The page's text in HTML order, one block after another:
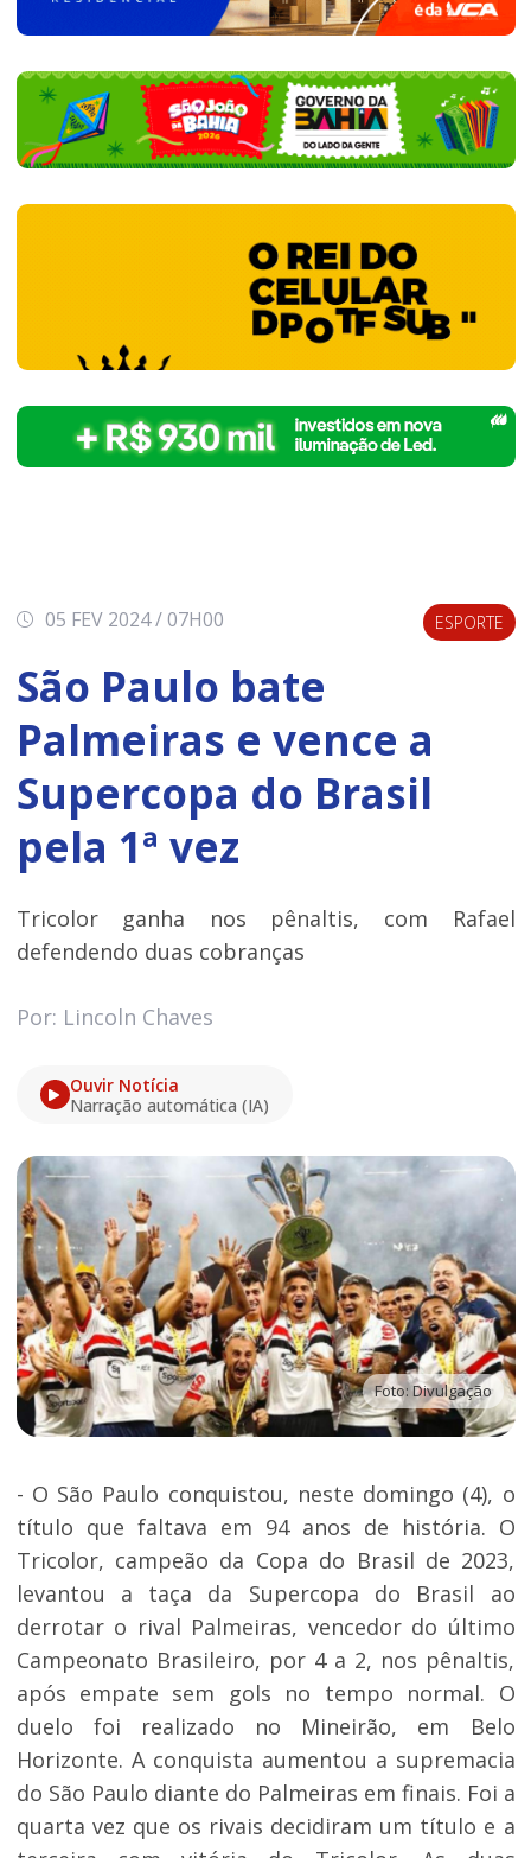
05 FEV 2024 / 07H00 ESPORTE
São Paulo bate
Palmeiras e vence a
Supercopa do Brasil
pela 1ª vez
Tricolor ganha nos pênaltis, com Rafael
defendendo duas cobranças
Por: Lincoln Chaves
Ouvir Notícia
Narração automática (IA)
Foto: Divulgação
- O São Paulo conquistou, neste domingo (4), o
título que faltava em 94 anos de história. O
Tricolor, campeão da Copa do Brasil de 2023,
levantou a taça da Supercopa do Brasil ao
derrotar o rival Palmeiras, vencedor do último
Campeonato Brasileiro, por 4 a 2, nos pênaltis,
após empate sem gols no tempo normal. O
duelo foi realizado no Mineirão, em Belo
Horizonte. A conquista aumentou a supremacia
do São Paulo diante do Palmeiras em finais. Foi a
quarta vez que os rivais decidiram um título e a